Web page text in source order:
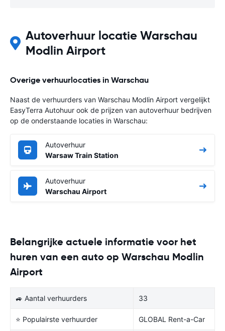
Autoverhuur locatie Warschau
Modlin Airport
Overige verhuurlocaties in Warschau
Naast de verhuurders van Warschau Modlin Airport vergelijkt
EasyTerra Autohuur ook de prijzen van autoverhuur bedrijven
op de onderstaande locaties in Warschau:
Autoverhuur
Warsaw Train Station
Autoverhuur
Warschau Airport
Belangrijke actuele informatie voor het
huren van een auto op Warschau Modlin
Airport
🚙 Aantal verhuurders 33
⭐ Populairste verhuurder GLOBAL Rent-a-Car